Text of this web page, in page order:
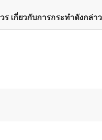
เกี่ยวกับการกระทำดังกล่า